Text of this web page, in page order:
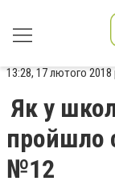
13:28, 17 лютого 2018
Як у
пройшло
№12